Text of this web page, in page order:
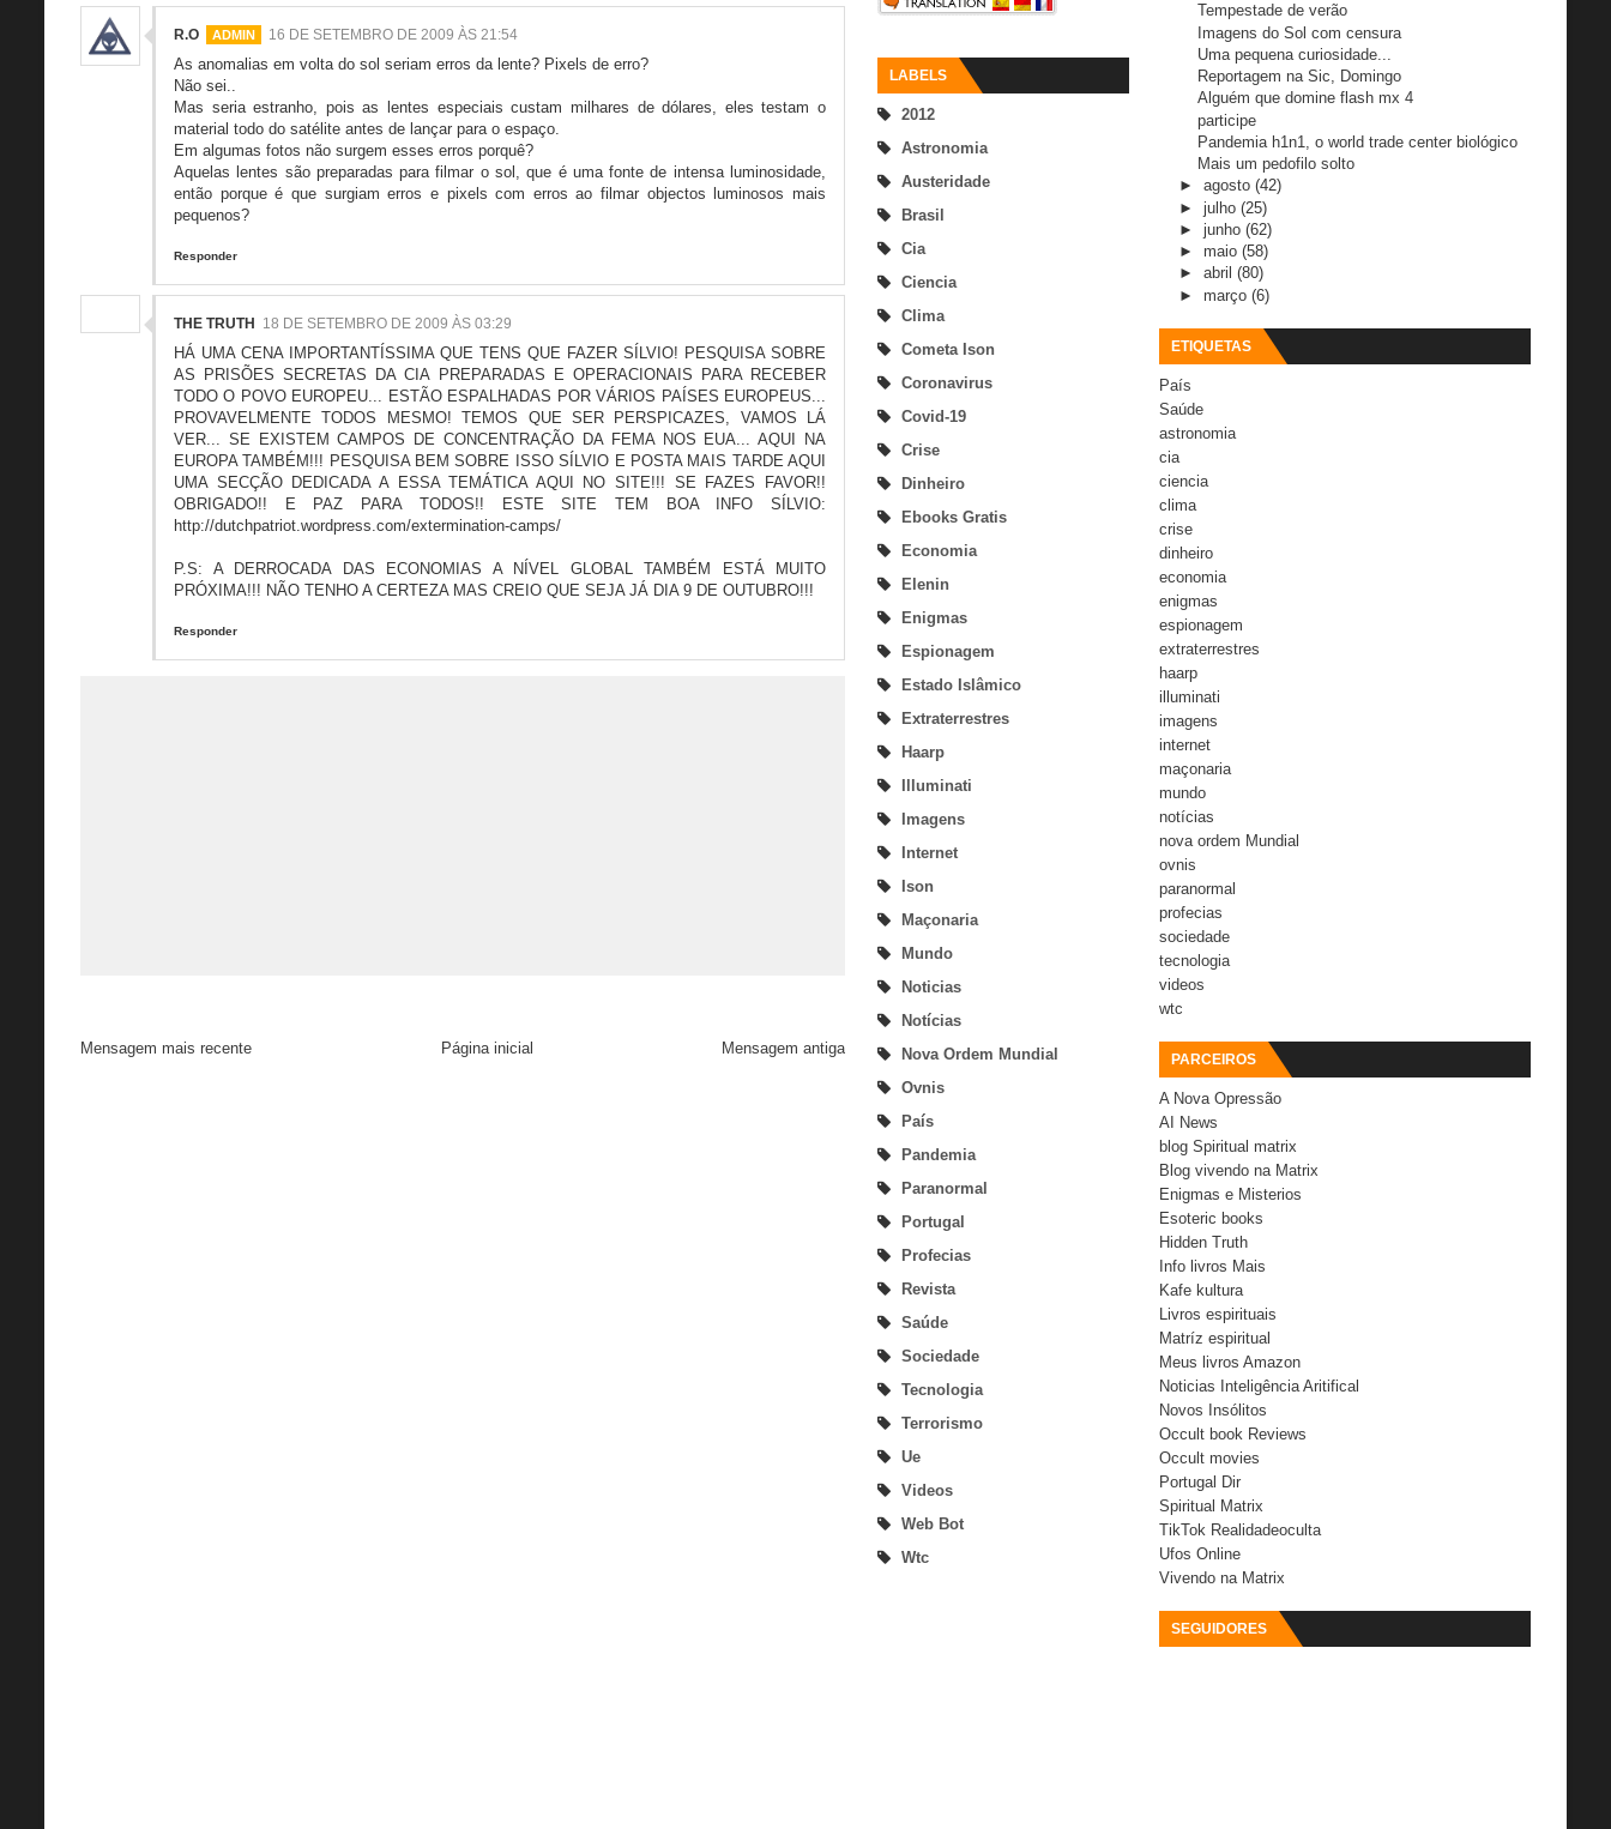
LABELS
2012
Astronomia
Austeridade
Brasil
Cia
Ciencia
Clima
Cometa Ison
Coronavirus
Covid-19
Crise
Dinheiro
Ebooks Gratis
Economia
Elenin
Enigmas
Espionagem
Estado Islâmico
Extraterrestres
Haarp
Illuminati
Imagens
Internet
Ison
Maçonaria
Mundo
Noticias
Notícias
Nova Ordem Mundial
Ovnis
País
Pandemia
Paranormal
Portugal
Profecias
Revista
Saúde
Sociedade
Tecnologia
Terrorismo
Ue
Videos
Web Bot
Wtc
R.O 16 DE SETEMBRO DE 2009 ÀS 21:54
As anomalias em volta do sol seriam erros da lente? Pixels de erro?
Não sei..
Mas seria estranho, pois as lentes especiais custam milhares de dólares, eles testam o
material todo do satélite antes de lançar para o espaço.
Em algumas fotos não surgem esses erros porquê?
Aquelas lentes são preparadas para filmar o sol, que é uma fonte de intensa luminosidade,
então porque é que surgiam erros e pixels com erros ao filmar objectos luminosos mais
pequenos?
Responder
THE TRUTH 18 DE SETEMBRO DE 2009 ÀS 03:29
HÁ UMA CENA IMPORTANTÍSSIMA QUE TENS QUE FAZER SÍLVIO! PESQUISA SOBRE
AS PRISÕES SECRETAS DA CIA PREPARADAS E OPERACIONAIS PARA RECEBER
TODO O POVO EUROPEU... ESTÃO ESPALHADAS POR VÁRIOS PAÍSES EUROPEUS...
PROVAVELMENTE TODOS MESMO! TEMOS QUE SER PERSPICAZES, VAMOS LÁ
VER... SE EXISTEM CAMPOS DE CONCENTRAÇÃO DA FEMA NOS EUA... AQUI NA
EUROPA TAMBÉM!!! PESQUISA BEM SOBRE ISSO SÍLVIO E POSTA MAIS TARDE AQUI
UMA SECÇÃO DEDICADA A ESSA TEMÁTICA AQUI NO SITE!!! SE FAZES FAVOR!!
OBRIGADO!! E PAZ PARA TODOS!! ESTE SITE TEM BOA INFO SÍLVIO:
http://dutchpatriot.wordpress.com/extermination-camps/
P.S: A DERROCADA DAS ECONOMIAS A NÍVEL GLOBAL TAMBÉM ESTÁ MUITO
PRÓXIMA!!! NÃO TENHO A CERTEZA MAS CREIO QUE SEJA JÁ DIA 9 DE OUTUBRO!!!
Responder
Mensagem mais recente Mensagem antiga
Página inicial
Tempestade de verão
Imagens do Sol com censura
Uma pequena curiosidade...
Reportagem na Sic, Domingo
Alguém que domine flash mx 4
participe
Pandemia h1n1, o world trade center biológico
Mais um pedofilo solto
► agosto (42)
► julho (25)
► junho (62)
► maio (58)
► abril (80)
► março (6)
ETIQUETAS
País
Saúde
astronomia
cia
ciencia
clima
crise
dinheiro
economia
enigmas
espionagem
extraterrestres
haarp
illuminati
imagens
internet
maçonaria
mundo
notícias
nova ordem Mundial
ovnis
paranormal
profecias
sociedade
tecnologia
videos
wtc
PARCEIROS
A Nova Opressão
AI News
blog Spiritual matrix
Blog vivendo na Matrix
Enigmas e Misterios
Esoteric books
Hidden Truth
Info livros Mais
Kafe kultura
Livros espirituais
Matríz espiritual
Meus livros Amazon
Noticias Inteligência Aritifical
Novos Insólitos
Occult book Reviews
Occult movies
Portugal Dir
Spiritual Matrix
TikTok Realidadeoculta
Ufos Online
Vivendo na Matrix
SEGUIDORES